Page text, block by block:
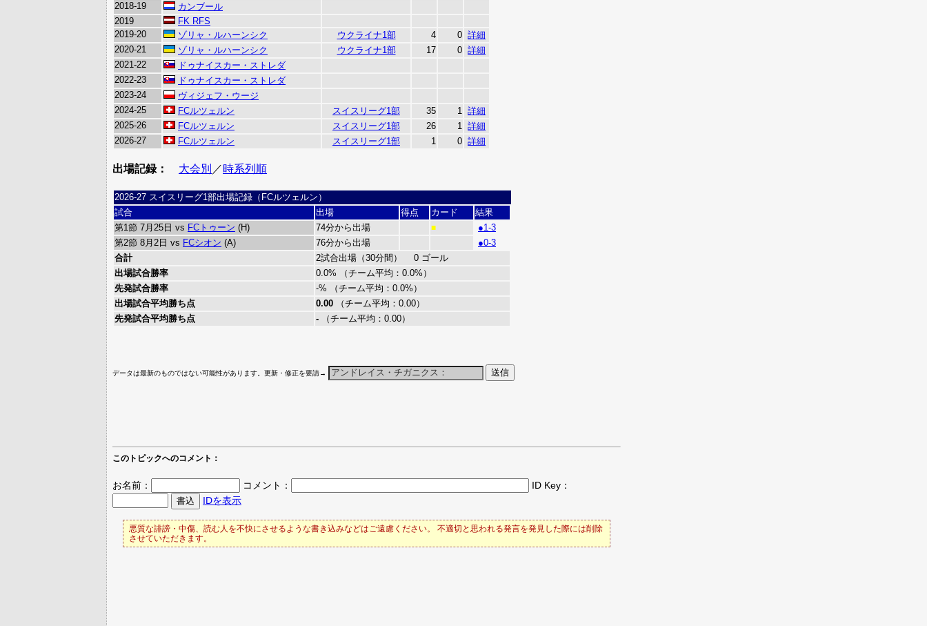
2018-19
カンブール
2019
FK RFS
2019-20
ゾリャ・ルハーンシク ウクライナ1部 4 0 詳細
2020-21
ゾリャ・ルハーンシク ウクライナ1部 17 0 詳細
2021-22
ドゥナイスカー・ストレダ
2022-23
ドゥナイスカー・ストレダ
2023-24
ヴィジェフ・ウージ
2024-25
FCルツェルン スイスリーグ1部 35 1 詳細
2025-26
FCルツェルン スイスリーグ1部 26 1 詳細
2026-27
FCルツェルン スイスリーグ1部 1 0 詳細
出場記録： 大会別 ／時系列順
2026-27 スイスリーグ1部出場記録（FCルツェルン）
試合
出場 得点 カード
結果
第1節 7月25日 vs FCトゥーン (H) 74分から出場 ■
●1-3
第2節 8月2日 vs FCシオン (A) 76分から出場
●0-3
合計
2試合出場（30分間） 0 ゴール
出場試合勝率
0.0% （チーム平均：0.0%）
先発試合勝率
-% （チーム平均：0.0%）
出場試合平均勝ち点
0.00 （チーム平均：0.00）
先発試合平均勝ち点
- （チーム平均：0.00）
データは最新のものではない可能性があります。更新・修正を要請→
このトピックへのコメント：
お名前： コメント：
ID Key：
IDを表示
悪質な誹謗・中傷、読む人を不快にさせるような書き込みなどはご遠慮ください。 不適切と思われる発言を発見した際には削除
させていただきます。